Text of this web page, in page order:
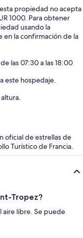
propiedad no acepta
1000. Para obtener
usando la
la confirmación de la
las 07:30 a las 18:00
este hospedaje.
oficial de estrellas de
Turístico de Francia.
Tropez?
aire libre. Se puede